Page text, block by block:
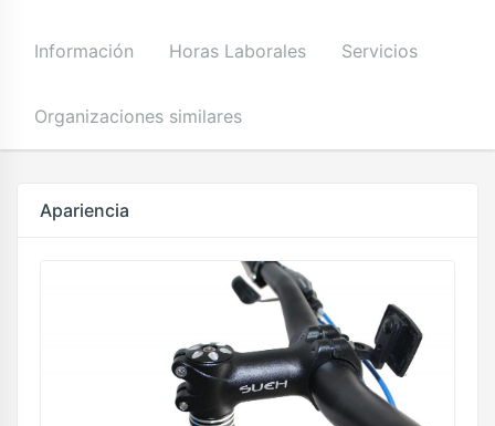
Información Horas Laborales Servicios
Organizaciones similares
Apariencia